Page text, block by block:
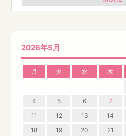
2026年5月
月 火 水 木
4
5 6 7
11
12 13 14
18
19 20 21